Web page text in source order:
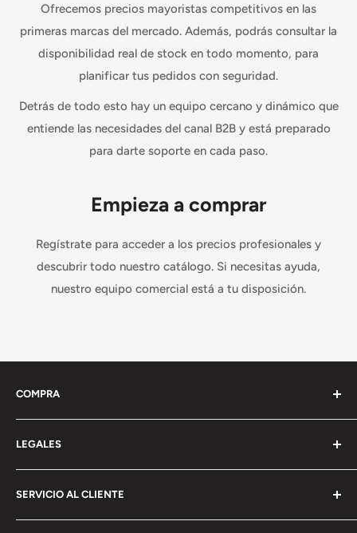
Ofrecemos precios mayoristas competitivos en las
primeras marcas del mercado. Además, podrás consultar la
disponibilidad real de stock en todo momento, para
planificar tus pedidos con seguridad.
Detrás de todo esto hay un equipo cercano y dinámico que
entiende las necesidades del canal B2B y está preparado
para darte soporte en cada paso.
Empieza a comprar
Regístrate para acceder a los precios profesionales y
descubrir todo nuestro catálogo. Si necesitas ayuda,
nuestro equipo comercial está a tu disposición.
COMPRA
Términos y Condiciones
Métodos de pago
Poítica de Envíos
Recepción e Incidencias
LEGALES
Aviso Legal
Política de Privacidad
Política de cookies
SERVICIO AL CLIENTE
Quiénes somos